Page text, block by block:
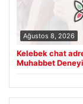
Ağustos 8, 2026
Kelebek chat
Muhabbet